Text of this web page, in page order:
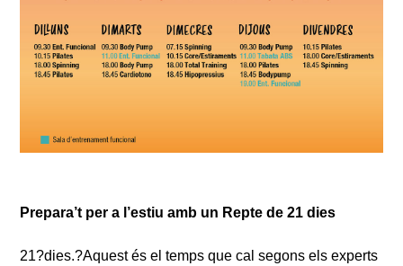
Prepara’t per a l’estiu amb un Repte de 21 dies
21?dies.?Aquest és el temps que cal segons els experts